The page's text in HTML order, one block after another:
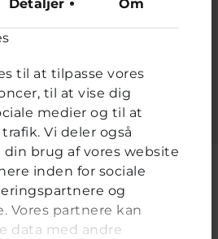
Detaljer Om
til at tilpasse vores
til at vise dig
medier og til at
Vi deler også
brug af vores website
inden for sociale
og
Vores partnere kan
data med andre
for dig op til 25 år. Du kan skrive til
i vores brevkasser og chat, dele dine